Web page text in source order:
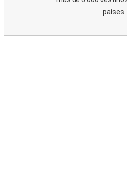
países.